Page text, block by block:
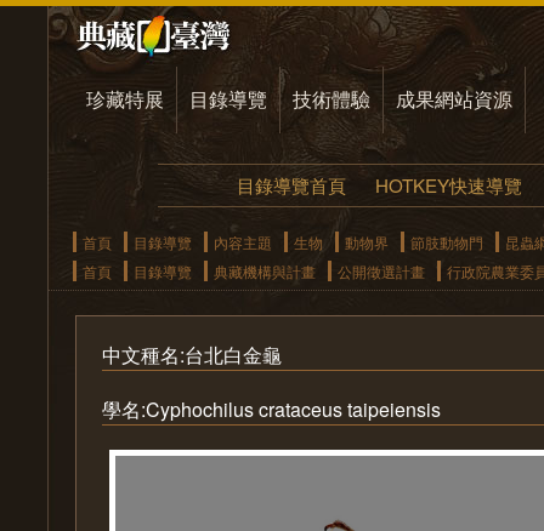
珍藏特展 目錄導覽 技術體驗 成果網站資源
目錄導覽首頁 HOTKEY快速導覽
首頁 目錄導覽 內容主題 生物 動物界 節肢動物門
昆蟲
首頁
目錄導覽 典藏機構與計畫 公開徵選計畫 行政院農業委
中文種名:台北白金龜
學名:Cyphochilus crataceus taipeiensis